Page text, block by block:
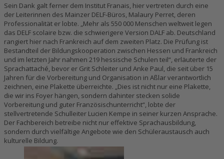
Sein Dank galt ferner dem Institut Franҫais, hier vertreten durch eine
der Leiterinnen des Mainzer DELF-Büros, Malaury Perret, deren
Professionalität er lobte. „Mehr als 550 000 Menschen weltweit legen
das DELF scolaire bzw. die schwierigere Version DALF ab. Deutschland
rangiert hier nach Frankreich auf dem zweiten Platz. Die Prüfung ist
Bestandteil der Bildungskooperation zwischen Hessen und Frankreich
und im letzten Jahr nahmen 219 hessische Schulen teil“, erläuterte der
Sprachattaché, bevor er Grit Schleiter und Anke Paul, die seit über 15
Jahren für die Vorbereitung und Organisation in Aßlar verantwortlich
zeichnen, eine Plakette überreichte. „Dies ist nicht nur eine Plakette,
die wir ins Foyer hängen, sondern dahinter stecken solide
Vorbereitung und guter Französischunterricht“, lobte der
stellvertretende Schulleiter Lucien Kempe in seiner kurzen Ansprache.
Der Fachbereich betreibe nicht nur effektive Sprachausbildung,
sondern durch vielfältige Angebote wie den Schüleraustausch auch
kulturelle Bildung.